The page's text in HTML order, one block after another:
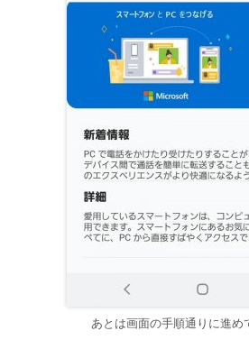
あとは画面の手順通りに進め